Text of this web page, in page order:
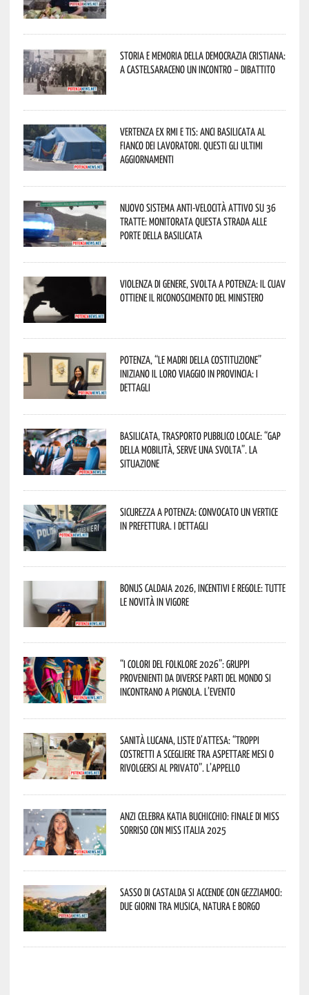
Storia e memoria della Democrazia Cristiana:
a Castelsaraceno un incontro – dibattito
Vertenza ex RMI e TIS: ANCI Basilicata al
fianco dei lavoratori. Questi gli ultimi
aggiornamenti
Nuovo sistema anti-velocità attivo su 36
tratte: monitorata questa strada alle
porte della Basilicata
Violenza di genere, svolta a Potenza: il CUAV
ottiene il riconoscimento del Ministero
Potenza, “Le Madri della Costituzione”
iniziano il loro viaggio in provincia: i
dettagli
Basilicata, trasporto pubblico locale: “Gap
della mobilità, serve una svolta”. La
situazione
Sicurezza a Potenza: convocato un vertice
in Prefettura. I dettagli
Bonus caldaia 2026, incentivi e regole: tutte
le novità in vigore
“I Colori del Folklore 2026”: gruppi
provenienti da diverse parti del mondo si
incontrano a Pignola. L’evento
Sanità lucana, liste d’attesa: “Troppi
costretti a scegliere tra aspettare mesi o
rivolgersi al privato”. L’appello
Anzi celebra Katia Buchicchio: finale di Miss
Sorriso con Miss Italia 2025
Sasso di Castalda si accende con Gezziamoci:
due giorni tra musica, natura e borgo